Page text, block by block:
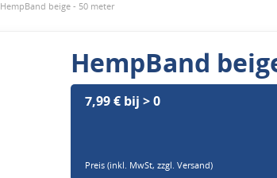
HempBand beige - 50 meter
HempBand
7,99 € bij > 0
Preis (inkl. MwSt,zzgl. Versand)